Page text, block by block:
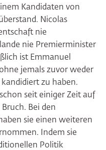
Kandidaten von
Nicolas
nie
nie Premierminister
ist Emmanuel
jemals zuvor weder
zu haben.
seit einiger Zeit auf
Bei den
sie einen weiteren
Indem sie
Politik